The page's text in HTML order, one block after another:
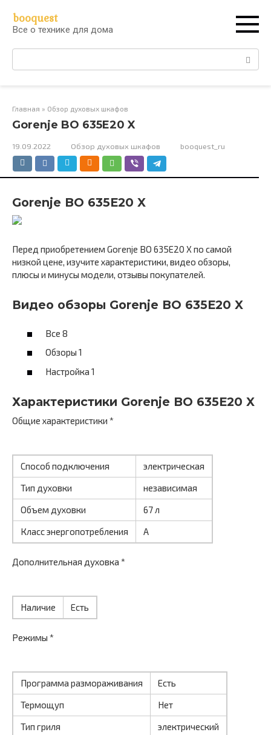
контенту
booquest
Все о технике для дома
Поиск:
Главная » Обзор духовых шкафов
Gorenje BO 635E20 X
19.09.2022 Обзор духовых шкафов booquest_ru
Gorenje BO 635E20 X
Перед приобретением Gorenje BO 635E20 X по самой
низкой цене, изучите характеристики, видео обзоры,
плюсы и минусы модели, отзывы покупателей.
Видео обзоры Gorenje BO 635E20 X
Все 8
Обзоры 1
Настройка 1
Характеристики Gorenje BO 635E20 X
Общие характеристики *
Способ подключения
электрическая
Тип духовки
независимая
Объем духовки
67 л
Класс энергопотребления
А
Дополнительная духовка *
Наличие Есть
Режимы *
Программа размораживания
Есть
Термощуп
Нет
Тип гриля
электрический